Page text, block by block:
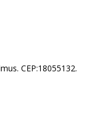
CEP:18055132.